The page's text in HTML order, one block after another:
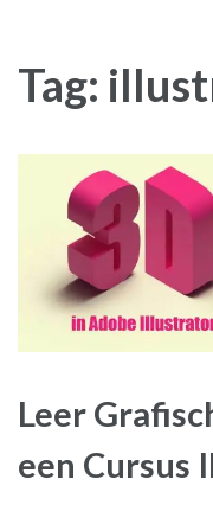
Tag:
Leer
een Cursus